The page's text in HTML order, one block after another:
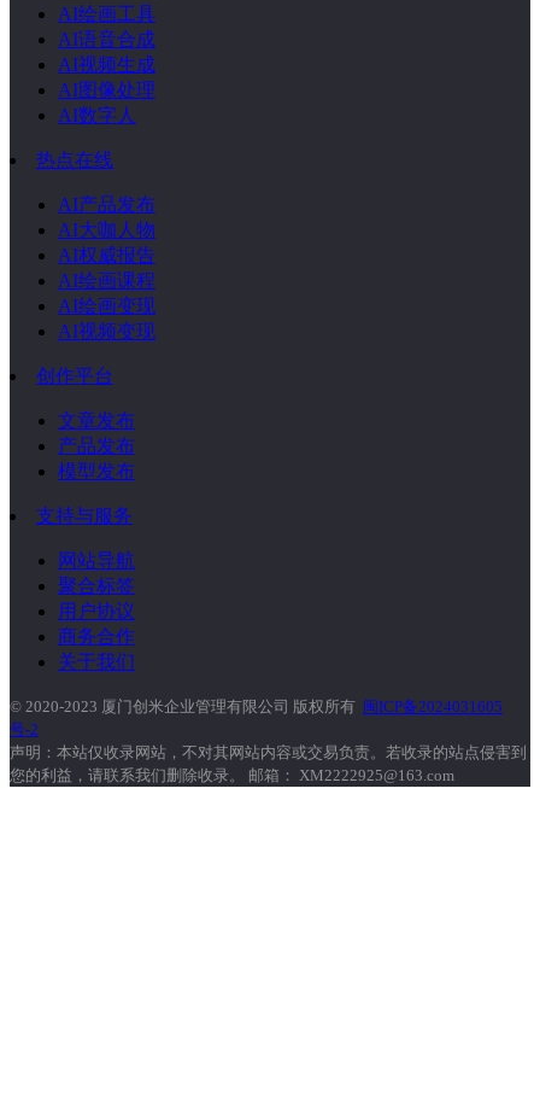
AI绘画工具
AI语音合成
AI视频生成
AI图像处理
AI数字人
热点在线
AI产品发布
AI大咖人物
AI权威报告
AI绘画课程
AI绘画变现
AI视频变现
创作平台
文章发布
产品发布
模型发布
支持与服务
网站导航
聚合标签
用户协议
商务合作
关于我们
© 2020-2023 厦门创米企业管理有限公司 版权所有 闽ICP备2024031605
号-2
声明：本站仅收录网站，不对其网站内容或交易负责。若收录的站点侵害到
您的利益，请联系我们删除收录。 邮箱： XM2222925@163.com